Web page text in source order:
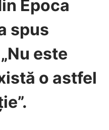
Epoca
spus
este
o astfel